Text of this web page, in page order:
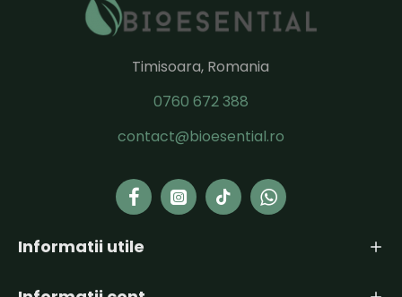
Timisoara, Romania
0760 672 388
contact@bioesential.ro
Informatii utile